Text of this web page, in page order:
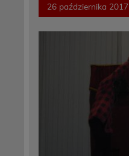
26 października 2017